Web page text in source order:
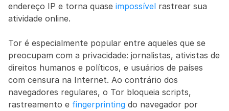
endereço IP e torna quase impossível rastrear sua
atividade online.
Tor é especialmente popular entre aqueles que se
preocupam com a privacidade: jornalistas, ativistas de
direitos humanos e políticos, e usuários de países
com censura na Internet. Ao contrário dos
navegadores regulares, o Tor bloqueia scripts,
rastreamento e fingerprinting do navegador por